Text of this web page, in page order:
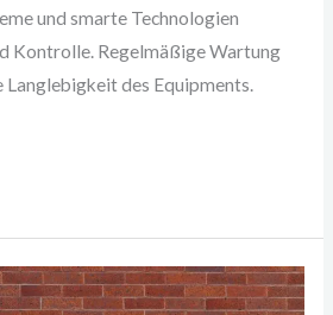
und smarte Technologien
Kontrolle. Regelmäßige Wartung
Langlebigkeit des Equipments.